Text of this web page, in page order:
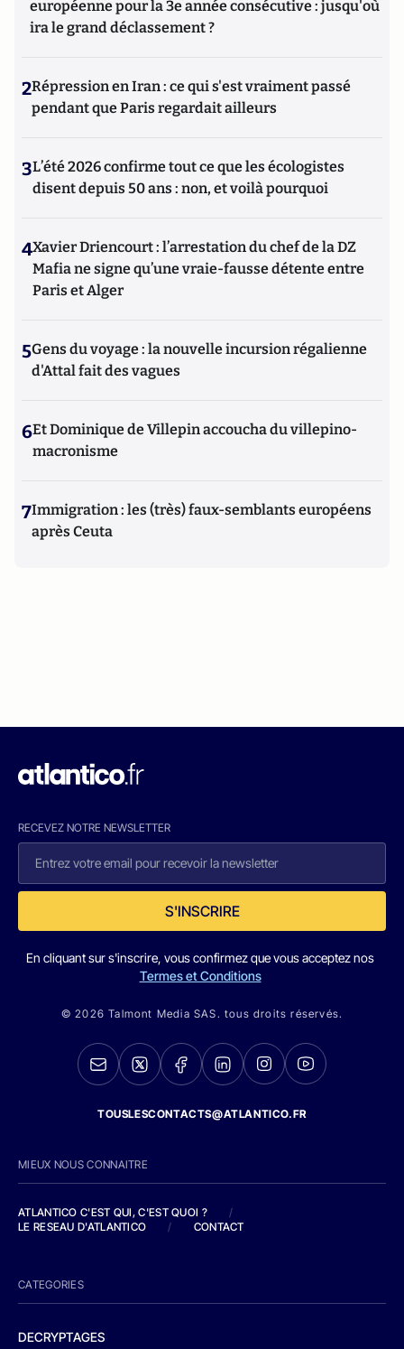
européenne pour la 3e année consécutive : jusqu'où
ira le grand déclassement ?
2Répression en Iran : ce qui s'est vraiment passé
pendant que Paris regardait ailleurs
3L’été 2026 confirme tout ce que les écologistes
disent depuis 50 ans : non, et voilà pourquoi
4Xavier Driencourt : l’arrestation du chef de la DZ
Mafia ne signe qu’une vraie-fausse détente entre
Paris et Alger
5Gens du voyage : la nouvelle incursion régalienne
d'Attal fait des vagues
6Et Dominique de Villepin accoucha du villepino-
macronisme
7Immigration : les (très) faux-semblants européens
après Ceuta
RECEVEZ NOTRE NEWSLETTER
S'INSCRIRE
En cliquant sur s'inscrire, vous confirmez que vous acceptez nos
Termes et Conditions
© 2026 Talmont Media SAS. tous droits réservés.
TOUSLESCONTACTS@ATLANTICO.FR
MIEUX NOUS CONNAITRE
ATLANTICO C'EST QUI, C'EST QUOI ?
/
LE RESEAU D'ATLANTICO
/ CONTACT
CATEGORIES
DECRYPTAGES